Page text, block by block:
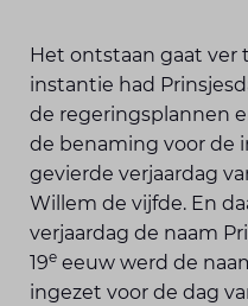
Het ontstaan gaat ver
instantie had
de regeringsplannen
de benaming voor de
gevierde verjaardag
Willem de vijfde. En
verjaardag de naam
19e eeuw werd de
ingezet voor de dag